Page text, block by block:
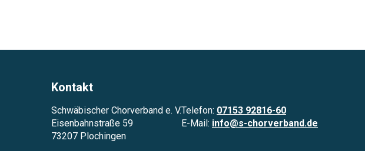
Kontakt
Schwäbischer Chorverband e. V.
Eisenbahnstraße 59
73207 Plochingen
Telefon: 07153 92816-60
E-Mail: info@s-chorverband.de